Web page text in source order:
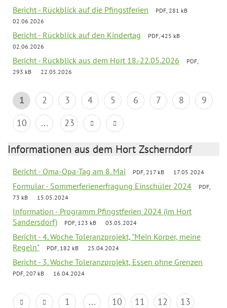
Bericht - Rückblick auf die Pfingstferien
PDF, 281 kB
02.06.2026
Bericht - Rückblick auf den Kindertag
PDF, 425 kB
02.06.2026
Bericht - Rückblick aus dem Hort 18.-22.05.2026
PDF,
293 kB
22.05.2026
1 2 3 4 5 6 7 8
9
10
... 23
Informationen aus dem Hort Zscherndorf
Bericht - Oma-Opa-Tag am 8. Mai PDF, 217 kB 17.05.2024
Formular - Sommerferienerfragung Einschüler 2024
PDF,
73 kB
15.05.2024
Information - Programm Pfingstferien 2024 (im Hort
Sandersdorf)
PDF, 123 kB 03.05.2024
Bericht - 4. Woche Toleranzprojekt, "Mein Körper, meine
Regeln"
PDF, 182 kB 25.04.2024
Bericht - 3. Woche Toleranzprojekt, Essen ohne Grenzen
PDF, 207 kB 16.04.2024
1 ... 10 11 12
13